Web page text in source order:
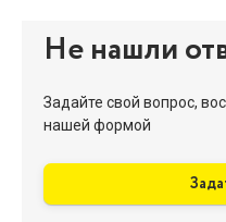
Не нашли
Задайте свой вопрос,
нашей формой